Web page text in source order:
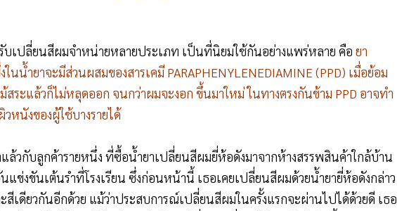
ปลี่ยนสีผมจำหน่ายหลายประเภท เป็นที่นิยมใช้กันอย่างแพร่หลาย คือ ยา
นน้ำยาจะมีส่วนผสมของสารเคมี PARAPHENYLENEDIAMINE (PPD) เมื่อย้อม
ระแล้วก็ไม่หลุดออก จนกว่าผมจะงอก ขึ้นมาใหม่ ในทางตรงกันข้าม PPD อาจทำ
หนังของผู้ใช้บางรายได้
วกับลูกค้ารายหนึ่ง ที่ซื้อน้ำยาเปลี่ยนสีผมยี่ห้อดังมาจากห้างสรรพสินค้าใกล้บ้าน
แข่งขันเต้นรำที่โรงเรียน ซึ่งก่อนหน้านี้ เธอเคยเปลี่ยนสีผมด้วยน้ำยายี่ห้อดังกล่าว
เดียวกันอีกด้วย แม้ว่าประสบการณ์เปลี่ยนสีผมในครั้งแรกจะผ่านไปได้ด้วยดี เธอ